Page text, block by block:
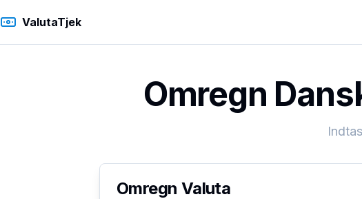
ValutaTjek
Omregn
Omregn Valuta